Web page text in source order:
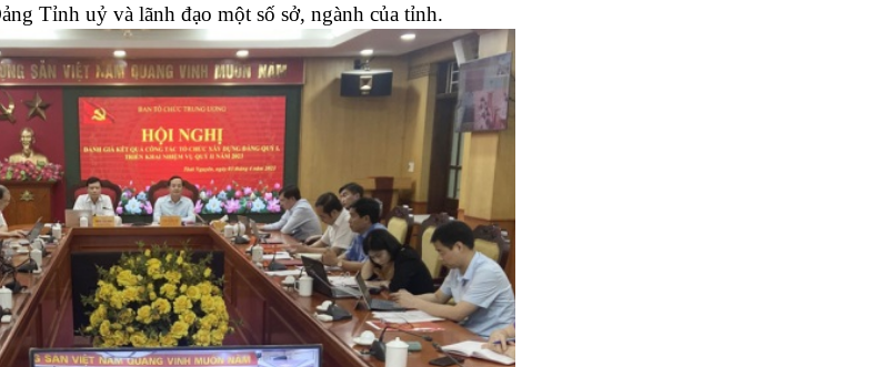
Tỉnh uỷ và lãnh đạo một số sở, ngành của tỉnh.